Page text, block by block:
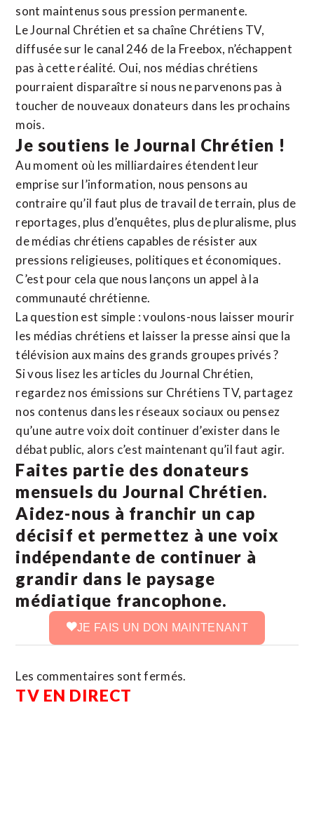
sont maintenus sous pression permanente.
Le Journal Chrétien et sa chaîne Chrétiens TV,
diffusée sur le canal 246 de la Freebox, n’échappent
pas à cette réalité. Oui, nos médias chrétiens
pourraient disparaître si nous ne parvenons pas à
toucher de nouveaux donateurs dans les prochains
mois.
Je soutiens le Journal Chrétien !
Au moment où les milliardaires étendent leur
emprise sur l’information, nous pensons au
contraire qu’il faut plus de travail de terrain, plus de
reportages, plus d’enquêtes, plus de pluralisme, plus
de médias chrétiens capables de résister aux
pressions religieuses, politiques et économiques.
C’est pour cela que nous lançons un appel à la
communauté chrétienne.
La question est simple : voulons-nous laisser mourir
les médias chrétiens et laisser la presse ainsi que la
télévision aux mains des grands groupes privés ?
Si vous lisez les articles du Journal Chrétien,
regardez nos émissions sur Chrétiens TV, partagez
nos contenus dans les réseaux sociaux ou pensez
qu’une autre voix doit continuer d’exister dans le
débat public, alors c’est maintenant qu’il faut agir.
Faites partie des donateurs
mensuels du Journal Chrétien.
Aidez-nous à franchir un cap
décisif et permettez à une voix
indépendante de continuer à
grandir dans le paysage
médiatique francophone.
JE FAIS UN DON MAINTENANT
Les commentaires sont fermés.
TV EN DIRECT